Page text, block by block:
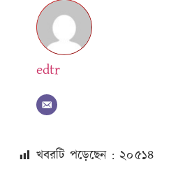
edtr
খবরটি পড়েছেন : ২০৫১৪